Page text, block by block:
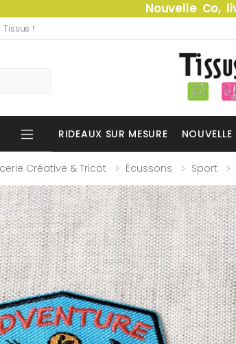
Nouvelle Co,
!
RIDEAUX SUR MESURE
Créative & Tricot Écussons Sport